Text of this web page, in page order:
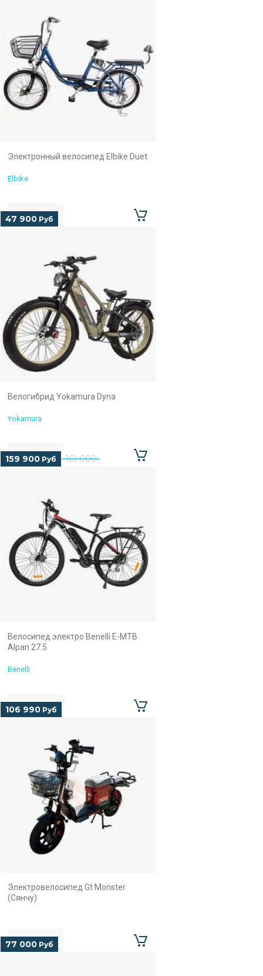
Электронный велосипед Elbike Duet
Elbike
47 900 Руб
Велогибрид Yokamura Dyna
Yokamura
161 000
159 900 Руб
Велосипед электро Benelli E-MTB
Alpan 27.5
Benelli
106 990 Руб
Электровелосипед Gt Monster
(Сянчу)
77 000 Руб